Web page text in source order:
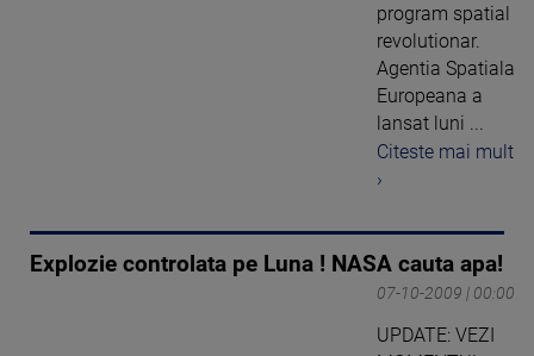
program spatial
revolutionar.
Agentia Spatiala
Europeana a
lansat luni ...
Citeste mai mult
›
Explozie controlata pe Luna ! NASA cauta apa!
07-10-2009 | 00:00
UPDATE: VEZI